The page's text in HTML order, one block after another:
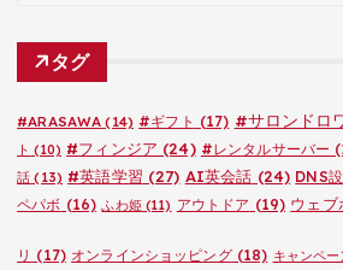
ゴ
タグ
#ARASAWA (14) #ギフト (17) #サロンドロ
ト (10) #フィンジア (24) #レンタルサーバー
話 (13) #英語学習 (27) AI英会話 (24) DNS
ペパボ (16) ふわ姫(11) アウトドア (19) ウェブ
リ (17) オンラインショッピング(18) キャンペー